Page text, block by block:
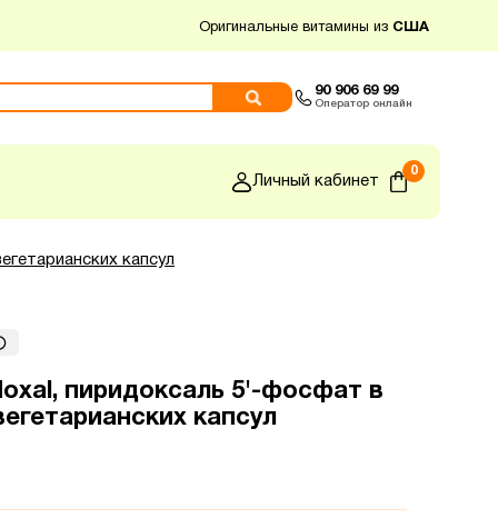
Оригинальные витамины из США
90 906 69 99
Оператор онлайн
Личный кабинет
0
капсул
пиридоксаль 5'-фосфат в
капсул